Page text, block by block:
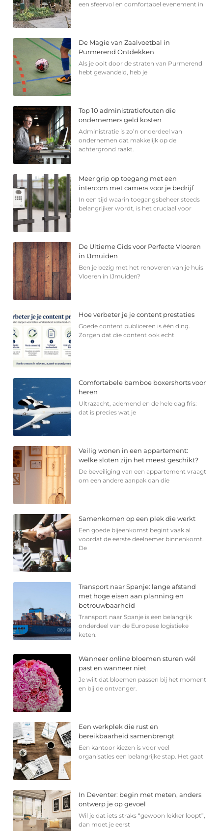
een sfeervol en comfortabel evenement in
De Magie van Zaalvoetbal in
Purmerend Ontdekken
Als je ooit door de straten van Purmerend
hebt gewandeld, heb je
Top 10 administratiefouten die
ondernemers geld kosten
Administratie is zo’n onderdeel van
ondernemen dat makkelijk op de
achtergrond raakt.
Meer grip op toegang met een
intercom met camera voor je bedrijf
In een tijd waarin toegangsbeheer steeds
belangrijker wordt, is het cruciaal voor
De Ultieme Gids voor Perfecte Vloeren
in IJmuiden
Ben je bezig met het renoveren van je huis
Vloeren in IJmuiden?
Hoe verbeter je je content prestaties
Goede content publiceren is één ding.
Zorgen dat die content ook echt
Comfortabele bamboe boxershorts voor
heren
Ultrazacht, ademend en de hele dag fris:
dat is precies wat je
Veilig wonen in een appartement:
welke sloten zijn het meest geschikt?
De beveiliging van een appartement vraagt
om een andere aanpak dan die
Samenkomen op een plek die werkt
Een goede bijeenkomst begint vaak al
voordat de eerste deelnemer binnenkomt.
De
Transport naar Spanje: lange afstand
met hoge eisen aan planning en
betrouwbaarheid
Transport naar Spanje is een belangrijk
onderdeel van de Europese logistieke
keten.
Wanneer online bloemen sturen wél
past en wanneer niet
Je wilt dat bloemen passen bij het moment
en bij de ontvanger.
Een werkplek die rust en
bereikbaarheid samenbrengt
Een kantoor kiezen is voor veel
organisaties een belangrijke stap. Het gaat
In Deventer: begin met meten, anders
ontwerp je op gevoel
Wil je dat iets straks “gewoon lekker loopt”,
dan moet je eerst